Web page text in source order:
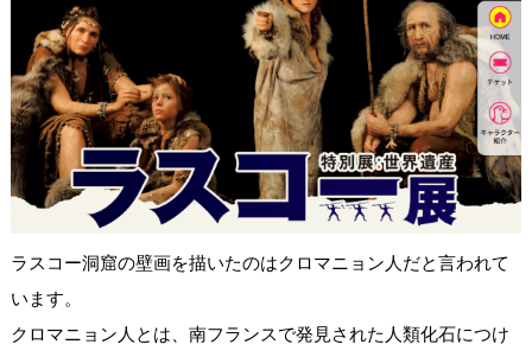
ラスコー洞窟の壁画を描いたのはクロマニョン人だと言われて
います。
クロマニョン人とは、南フランスで発見された人類化石につけ